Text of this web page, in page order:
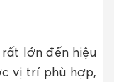
lớn đến hiệu
vị trí phù hợp,